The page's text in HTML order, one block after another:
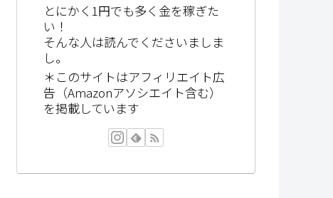
とにかく1円でも多く金を稼ぎた
い！
そんな人は読んでくださいましま
し。
＊このサイトはアフィリエイト広
告（Amazonアソシエイト含む）
を掲載しています